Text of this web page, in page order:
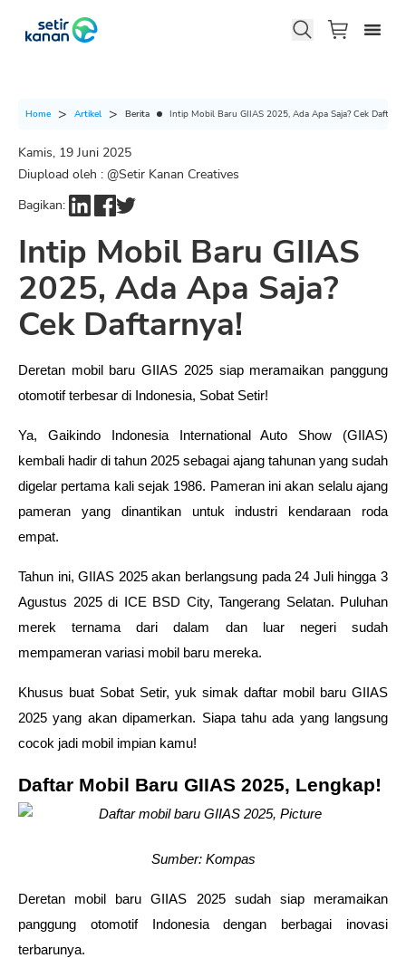
Home Artikel Berita Intip Mobil Baru GIIAS 2025, Ada Apa Saja? Cek
Kamis, 19 Juni 2025
Diupload oleh : @Setir Kanan Creatives
Bagikan:
Intip Mobil Baru GIIAS
2025, Ada Apa Saja?
Cek Daftarnya!
Deretan mobil baru GIIAS 2025 siap meramaikan panggung
otomotif terbesar di Indonesia, Sobat Setir!
Ya, Gaikindo Indonesia International Auto Show (GIIAS)
kembali hadir di tahun 2025 sebagai ajang tahunan yang sudah
digelar pertama kali sejak 1986. Pameran ini akan selalu ajang
pameran yang dinantikan untuk industri kendaraan roda
empat.
Tahun ini, GIIAS 2025 akan berlangsung pada 24 Juli hingga 3
Agustus 2025 di ICE BSD City, Tangerang Selatan. Puluhan
merek ternama dari dalam dan luar negeri sudah
mempameran variasi mobil baru mereka.
Khusus buat Sobat Setir, yuk simak daftar mobil baru GIIAS
2025 yang akan dipamerkan. Siapa tahu ada yang langsung
cocok jadi mobil impian kamu!
Daftar Mobil Baru GIIAS 2025, Lengkap!
Sumber: Kompas
Deretan mobil baru GIIAS 2025 sudah siap meramaikan
panggung otomotif Indonesia dengan berbagai inovasi
terbarunya.